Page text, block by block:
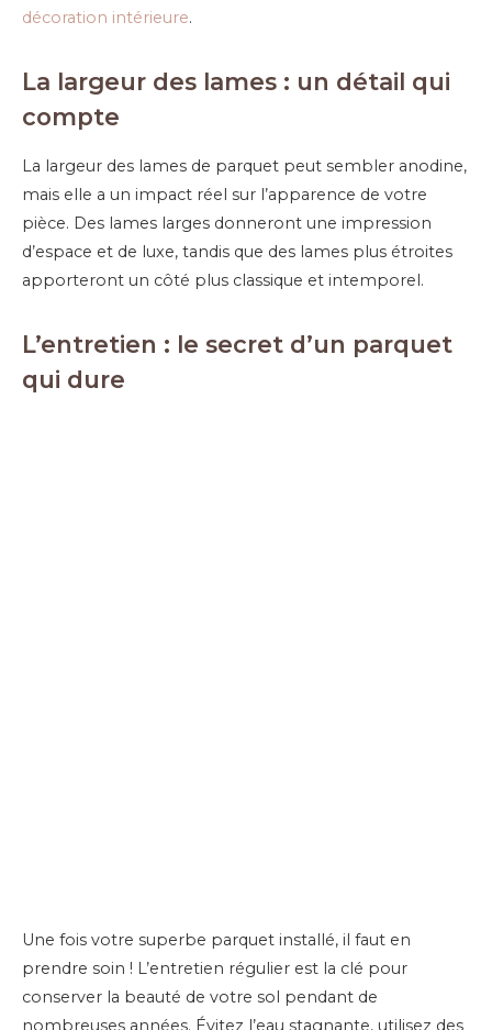
décoration intérieure.
La largeur des lames : un détail qui
compte
La largeur des lames de parquet peut sembler anodine,
mais elle a un impact réel sur l’apparence de votre
pièce. Des lames larges donneront une impression
d’espace et de luxe, tandis que des lames plus étroites
apporteront un côté plus classique et intemporel.
L’entretien : le secret d’un parquet
qui dure
Une fois votre superbe parquet installé, il faut en
prendre soin ! L’entretien régulier est la clé pour
conserver la beauté de votre sol pendant de
nombreuses années. Évitez l’eau stagnante, utilisez des